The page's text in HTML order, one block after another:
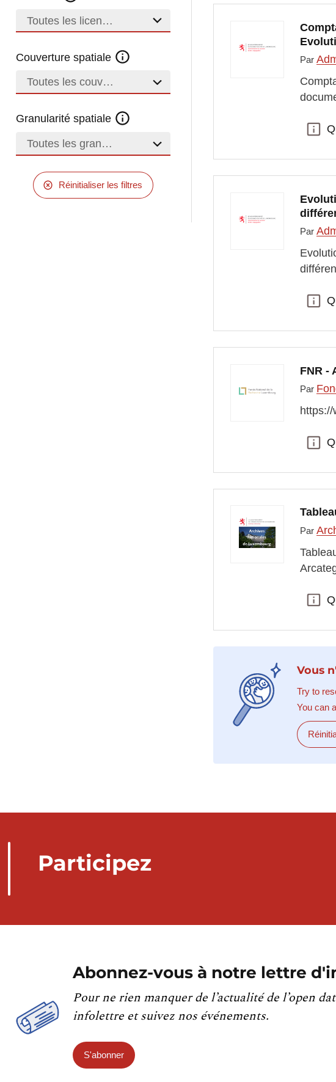
Toutes les licences
Couverture spatiale
Toutes les couvertures
Granularité spatiale
Toutes les granularités
Réinitialiser les filtres
Par
Par
FNR -
Par
https://
Par
Vous
Try to
You can
Participez
Abonnez-vous à notre lettre
Pour ne rien manquer de l’actualité de l’open
infolettre et suivez nos événements.
S'abonner